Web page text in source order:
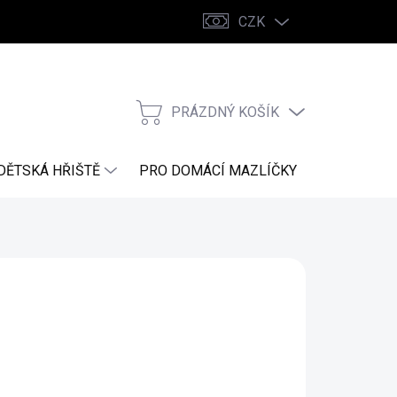
CZK
NÁKUPNÍ
PRÁZDNÝ KOŠÍK
HŘIŠTĚ PRO DOMÁCÍ MAZLÍČKY